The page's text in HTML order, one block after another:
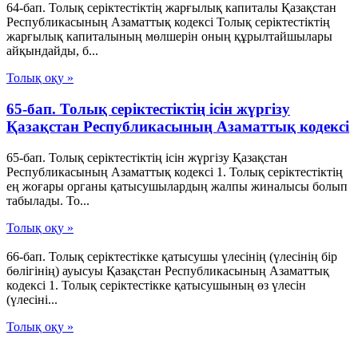
64-бап. Толық серiктестiктiң жарғылық капиталы Қазақстан
Республикасының Азаматтық кодексi Толық серiктестiктiң
жарғылық капиталының мөлшерiн оның құрылтайшылары
айқындайды, б...
Толық оқу »
65-бап. Толық серiктестiктiң iсiн жүргiзу
Қазақстан Республикасының Азаматтық кодексi
65-бап. Толық серiктестiктiң iсiн жүргiзу Қазақстан
Республикасының Азаматтық кодексi 1. Толық серiктестiктiң
ең жоғары органы қатысушылардың жалпы жиналысы болып
табылады. То...
Толық оқу »
66-бап. Толық серiктестiкке қатысушы үлесiнiң (үлесiнiң бiр
бөлiгiнiң) ауысуы Қазақстан Республикасының Азаматтық
кодексi 1. Толық серiктестiкке қатысушының өз үлесiн
(үлесiнi...
Толық оқу »